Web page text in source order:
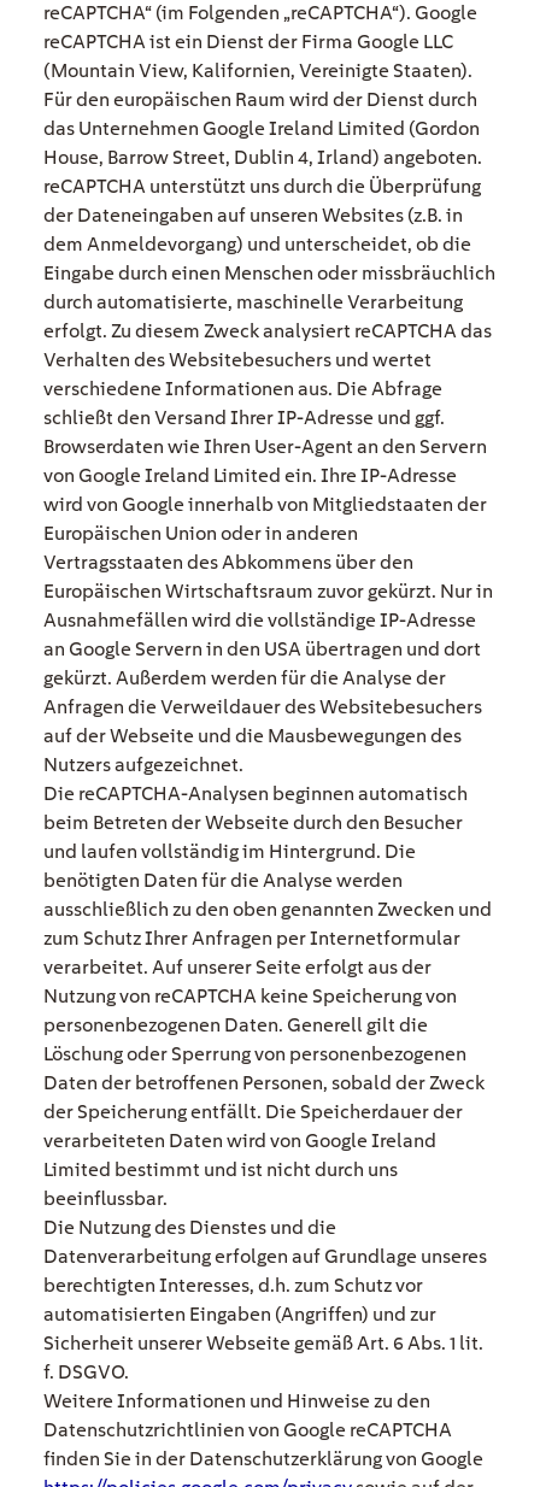
reCAPTCHA“ (im Folgenden „reCAPTCHA“). Google
reCAPTCHA ist ein Dienst der Firma Google LLC
(Mountain View, Kalifornien, Vereinigte Staaten).
Für den europäischen Raum wird der Dienst durch
das Unternehmen Google Ireland Limited (Gordon
House, Barrow Street, Dublin 4, Irland) angeboten.
reCAPTCHA unterstützt uns durch die Überprüfung
der Dateneingaben auf unseren Websites (z.B. in
dem Anmeldevorgang) und unterscheidet, ob die
Eingabe durch einen Menschen oder missbräuchlich
durch automatisierte, maschinelle Verarbeitung
erfolgt. Zu diesem Zweck analysiert reCAPTCHA das
Verhalten des Websitebesuchers und wertet
verschiedene Informationen aus. Die Abfrage
schließt den Versand Ihrer IP-Adresse und ggf.
Browserdaten wie Ihren User-Agent an den Servern
von Google Ireland Limited ein. Ihre IP-Adresse
wird von Google innerhalb von Mitgliedstaaten der
Europäischen Union oder in anderen
Vertragsstaaten des Abkommens über den
Europäischen Wirtschaftsraum zuvor gekürzt. Nur in
Ausnahmefällen wird die vollständige IP-Adresse
an Google Servern in den USA übertragen und dort
gekürzt. Außerdem werden für die Analyse der
Anfragen die Verweildauer des Websitebesuchers
auf der Webseite und die Mausbewegungen des
Nutzers aufgezeichnet.
Die reCAPTCHA-Analysen beginnen automatisch
beim Betreten der Webseite durch den Besucher
und laufen vollständig im Hintergrund. Die
benötigten Daten für die Analyse werden
ausschließlich zu den oben genannten Zwecken und
zum Schutz Ihrer Anfragen per Internetformular
verarbeitet. Auf unserer Seite erfolgt aus der
Nutzung von reCAPTCHA keine Speicherung von
personenbezogenen Daten. Generell gilt die
Löschung oder Sperrung von personenbezogenen
Daten der betroffenen Personen, sobald der Zweck
der Speicherung entfällt. Die Speicherdauer der
verarbeiteten Daten wird von Google Ireland
Limited bestimmt und ist nicht durch uns
beeinflussbar.
Die Nutzung des Dienstes und die
Datenverarbeitung erfolgen auf Grundlage unseres
berechtigten Interesses, d.h. zum Schutz vor
automatisierten Eingaben (Angriffen) und zur
Sicherheit unserer Webseite gemäß Art. 6 Abs. 1 lit.
f. DSGVO.
Weitere Informationen und Hinweise zu den
Datenschutzrichtlinien von Google reCAPTCHA
finden Sie in der Datenschutzerklärung von Google